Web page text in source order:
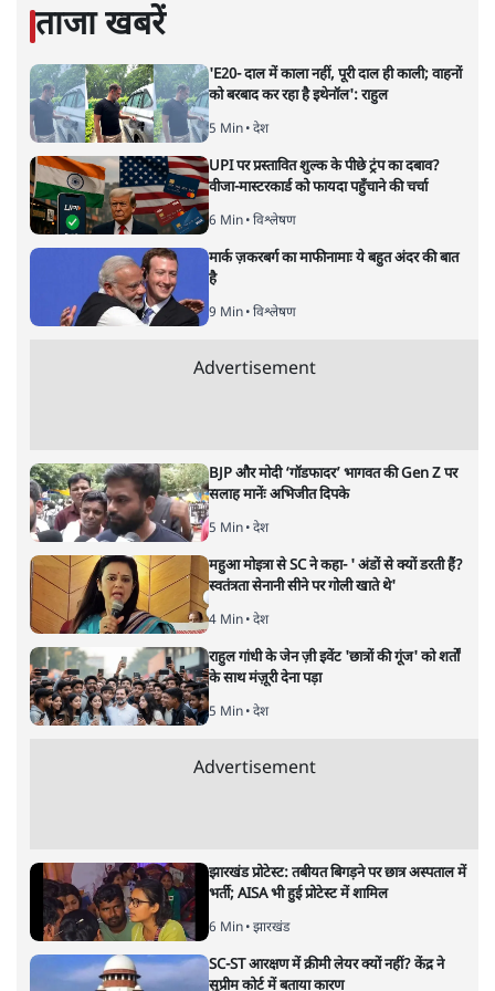
सत्य हिन्दी ऐपडाउनलोड करें
मुकेश कुमार
लेखक सत्यहिंदी के संपादक हैं।
मुकेश कुमारकी और स्टोरी पढ़ें
भारत–यूरोप संवाद: दूरदर्शी रणनीति या
हालात से उपजा मोड़?
विश्लेषण| सतीश झा| 29 JAN, 2026
भारत ईयू मुक्त व्यापार समझौताः ईयू अध्यक्ष उर्सुला वॉन डेर लेयेन और
पीएम मोदी
सतीश झा
भारत-यूरोपीय संघ मुक्त व्यापार समझौताः क्या यूरोप की ओर भारत
का झुकाव एक लंबा रणनीतिक नज़रिया है या वैश्विक दबावों और
अमेरिकी अनिश्चितता की वजह से उठाया गया एक कदम है? वरिष्ठ
पत्रकार सतीश झा का आकलनः